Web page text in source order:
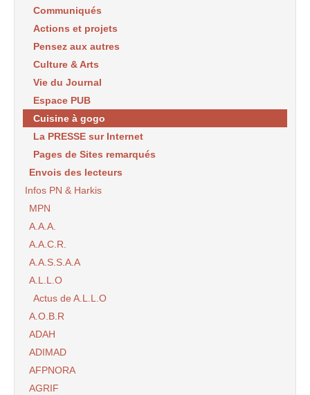
Communiqués
Actions et projets
Pensez aux autres
Culture & Arts
Vie du Journal
Espace PUB
Cuisine à gogo
La PRESSE sur Internet
Pages de Sites remarqués
Envois des lecteurs
Infos PN & Harkis
MPN
A.A.A.
A.A.C.R.
A.A.S.S.A.A
A.L.L.O
Actus de A.L.L.O
A.O.B.R
ADAH
ADIMAD
AFPNORA
AGRIF